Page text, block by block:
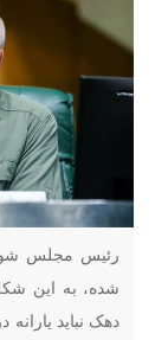
رئیس مجلس
شده، به این
دهک نباید